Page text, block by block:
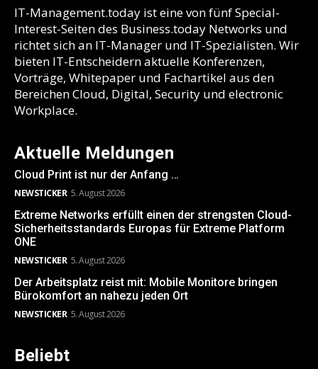
IT-Management.today ist eine von fünf Special-
Interest-Seiten des Business.today Networks und
richtet sich an IT-Manager und IT-Spezialisten. Wir
bieten IT-Entscheidern aktuelle Konferenzen,
Vorträge, Whitepaper und Fachartikel aus den
Bereichen Cloud, Digital, Security und electronic
Workplace.
Aktuelle Meldungen
Cloud Print ist nur der Anfang …
NEWSTICKER 5. August 2026
Extreme Networks erfüllt einen der strengsten Cloud-
Sicherheitsstandards Europas für Extreme Platform
ONE
NEWSTICKER 5. August 2026
Der Arbeitsplatz reist mit: Mobile Monitore bringen
Bürokomfort an nahezu jeden Ort
NEWSTICKER 5. August 2026
Beliebt